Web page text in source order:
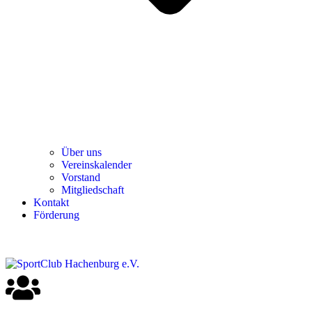
Über uns
Ver­einska­len­der
Vor­stand
Mit­glied­schaft
Kon­takt
För­de­rung